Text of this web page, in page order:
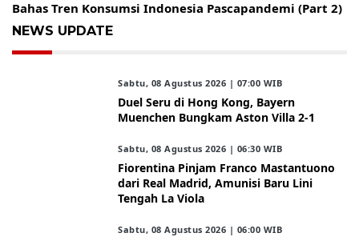
Bahas Tren Konsumsi Indonesia Pascapandemi (Part 2)
NEWS UPDATE
Sabtu, 08 Agustus 2026 | 07:00 WIB
Duel Seru di Hong Kong, Bayern
Muenchen Bungkam Aston Villa 2-1
Sabtu, 08 Agustus 2026 | 06:30 WIB
Fiorentina Pinjam Franco Mastantuono
dari Real Madrid, Amunisi Baru Lini
Tengah La Viola
Sabtu, 08 Agustus 2026 | 06:00 WIB